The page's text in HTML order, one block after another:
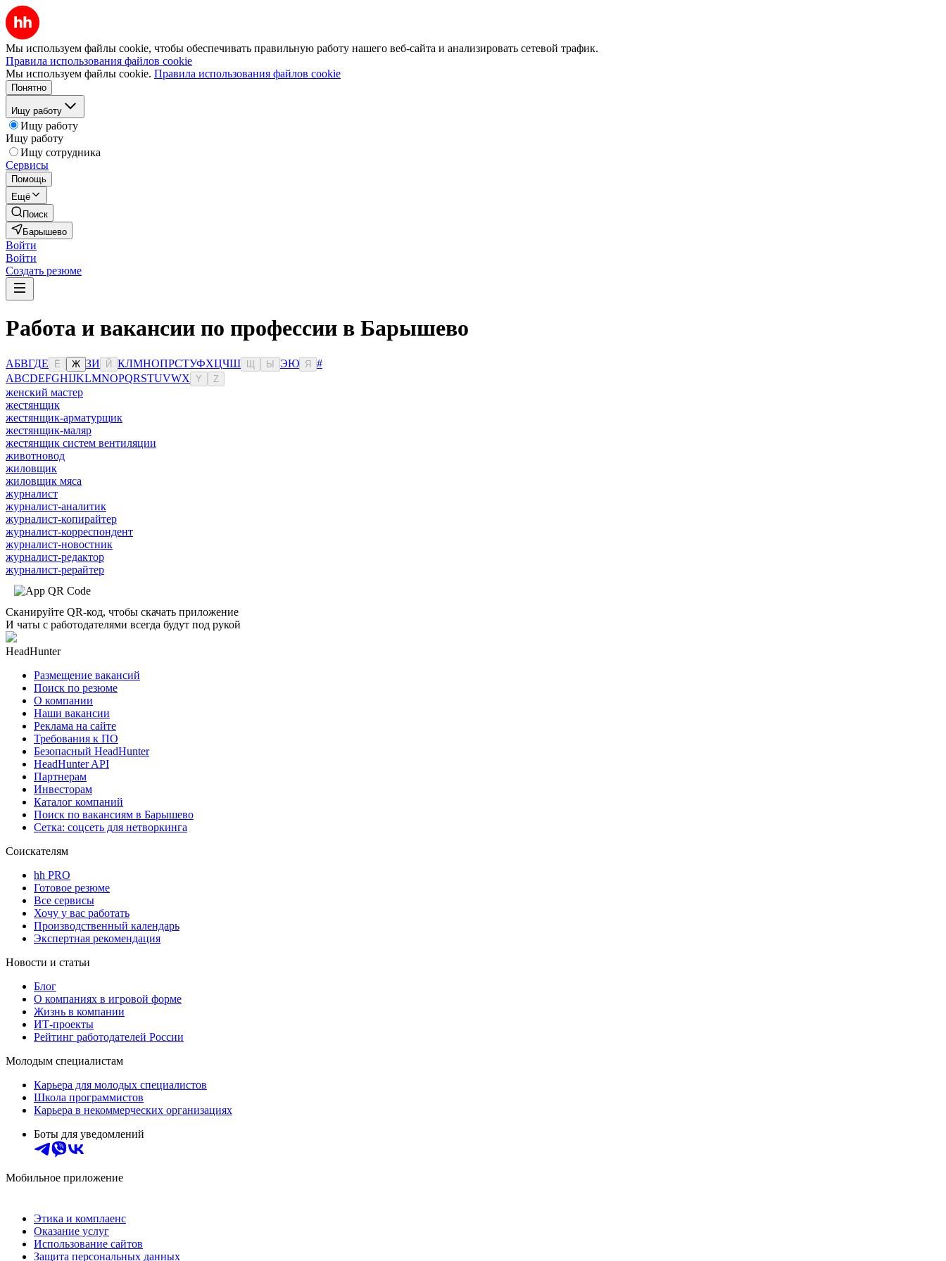
Мы используем файлы cookie, чтобы обеспечивать правильную работу нашего веб-сайта и анализировать сетевой трафик.
Правила использования файлов cookie
Мы используем файлы cookie. Правила использования файлов cookie
Понятно
Ищу работу
Ищу работу
Ищу работу
Ищу сотрудника
Сервисы
Помощь
Ещё
Поиск
Барышево
Войти
Войти
Создать резюме
Работа и вакансии по профессии в Барышево
АБВГДЕ Ё Ж ЗИ Й КЛМНОПРСТУФХЦЧШ Ы ЭЮ Я
#
ABCDEFGHIJKLMNOPQRSTUVWX Y Z
женский мастер
жестянщик
жестянщик-арматурщик
жестянщик-маляр
жестянщик систем вентиляции
животновод
жиловщик
жиловщик мяса
журналист
журналист-аналитик
журналист-копирайтер
журналист-корреспондент
журналист-новостник
журналист-редактор
журналист-рерайтер
Сканируйте QR-код, чтобы скачать приложение
И чаты с работодателями всегда будут под рукой
HeadHunter
Размещение вакансий
Поиск по резюме
О компании
Наши вакансии
Реклама на сайте
Требования к ПО
Безопасный HeadHunter
HeadHunter API
Партнерам
Инвесторам
Каталог компаний
Поиск по вакансиям в Барышево
Сетка: соцсеть для нетворкинга
Соискателям
hh PRO
Готовое резюме
Все сервисы
Хочу у вас работать
Производственный календарь
Экспертная рекомендация
Новости и статьи
Блог
О компаниях в игровой форме
Жизнь в компании
ИТ-проекты
Рейтинг работодателей России
Молодым специалистам
Карьера для молодых специалистов
Школа программистов
Карьера в некоммерческих организациях
Боты для уведомлений
Мобильное приложение
Этика и комплаенс
Оказание услуг
Использование сайтов
Защита персональных данных